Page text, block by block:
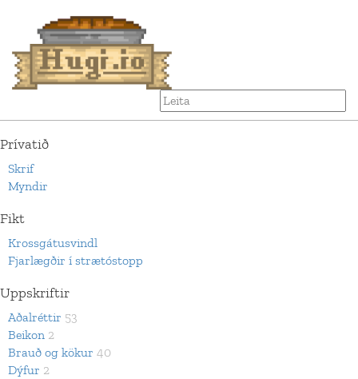
Prívatið
Skrif
Myndir
Fikt
Krossgátusvindl
Fjarlægðir í strætóstopp
Uppskriftir
Aðalréttir 53
Beikon 2
Brauð og kökur 40
Dýfur 2